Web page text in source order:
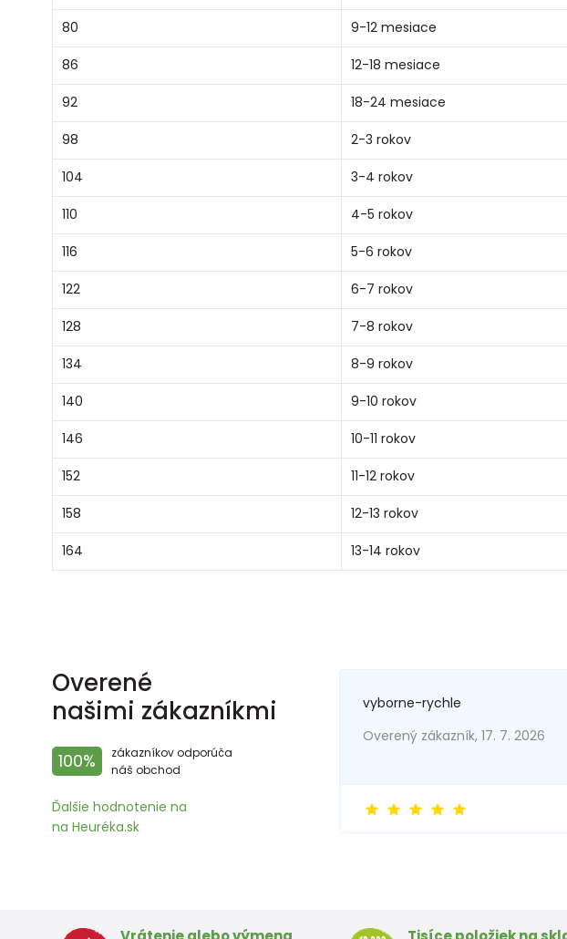
80 9-12 mesiace
86 12-18 mesiace
92 18-24 mesiace
98 2-3 rokov
104 3-4 rokov
110 4-5 rokov
116 5-6 rokov
122 6-7 rokov
128 7-8 rokov
134 8-9 rokov
140 9-10 rokov
146 10-11 rokov
152 11-12 rokov
158 12-13 rokov
164 13-14 rokov
Overené
našimi zákazníkmi
100%
zákazníkov odporúča
náš obchod
Ďalšie hodnotenie na
na Heuréka.sk
vyborne-rychle
Overený zákazník, 17. 7. 2026